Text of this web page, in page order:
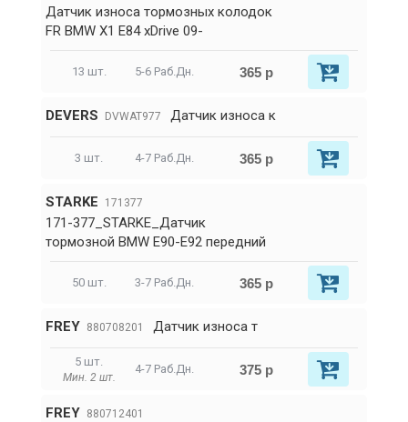
Датчик износа тормозных колодок
FR BMW X1 E84 xDrive 09-
13 шт. 5-6 Раб.Дн. 365 р
DEVERS DVWAT977 Датчик износа к
3 шт. 4-7 Раб.Дн. 365 р
STARKE 171377
171-377_STARKE_Датчик
тормозной BMW E90-E92 передний
50 шт. 3-7 Раб.Дн. 365 р
FREY 880708201 Датчик износа т
5 шт.
Мин. 2 шт.
4-7 Раб.Дн. 375 р
FREY 880712401